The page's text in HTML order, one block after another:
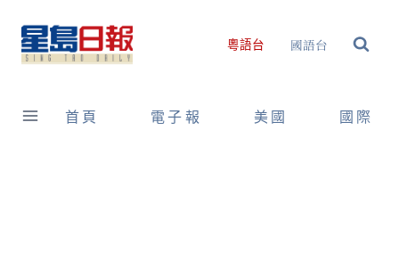
content
粵語台 國語台
首頁 電子報 美國 國際